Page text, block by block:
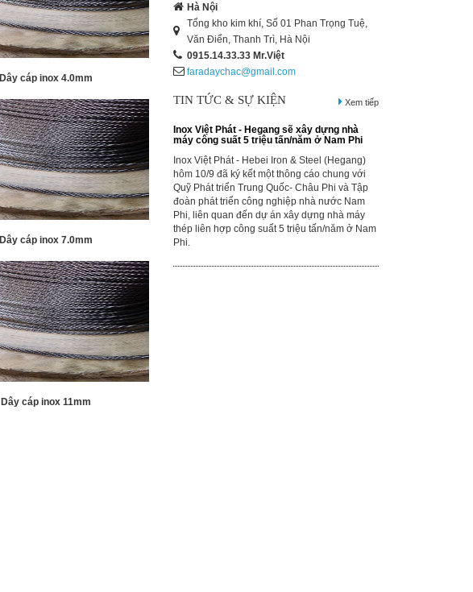
Dây cáp inox 4.0mm
Dây cáp inox 7.0mm
Dây cáp inox 11mm
Hà Nội
Tổng kho kim khí, Số 01 Phan Trọng Tuệ,
Văn Điển, Thanh Trì, Hà Nội
0915.14.33.33 Mr.Việt
faradaychac@gmail.com
TIN TỨC & SỰ KIỆN Xem tiếp
Inox Việt Phát - Hegang sẽ xây dựng nhà
máy công suất 5 triệu tấn/năm ở Nam Phi
Inox Việt Phát - Hebei Iron & Steel (Hegang)
hôm 10/9 đã ký kết một thông cáo chung với
Quỹ Phát triển Trung Quốc- Châu Phi và Tập
đoàn phát triển công nghiệp nhà nước Nam
Phi, liên quan đến dự án xây dựng nhà máy
Phi.
Inox Việt Phát - Thị trường thép thế giới ngày
Inox Việt Phát - Trung Quốc xuất khẩu 7,76
triệu tấn thép thành phẩm trong tháng 8/2014,
tăng 26% so với cùng thời gian năm 2013. Tuy
nhiên, con số này thấp hơn 3,7% so với 8,06